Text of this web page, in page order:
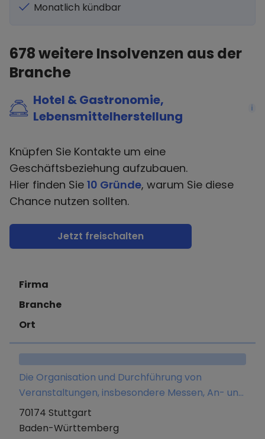
Monatlich kündbar
678weitere Insolvenzen aus der
Branche
Hotel & Gastronomie,
Lebensmittelherstellung
i
Knüpfen Sie Kontakte um eine
Geschäftsbeziehung aufzubauen.
Hier finden Sie 10 Gründe, warum Sie diese
Chance nutzen sollten.
Jetzt freischalten
Firma
Branche
Ort
Die Organisation und Durchführung von
Veranstaltungen, insbesondere Messen, An- und
Verkauf von Cateringrechten, Betrieb eigener
Cateringstände, Presse- und Mediaplanung,
70174 Stuttgart
Baden-Württemberg